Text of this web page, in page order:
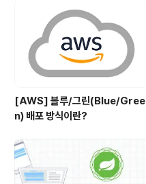
[AWS] 블루/그린(Blue/Gree
n) 배포 방식이란?